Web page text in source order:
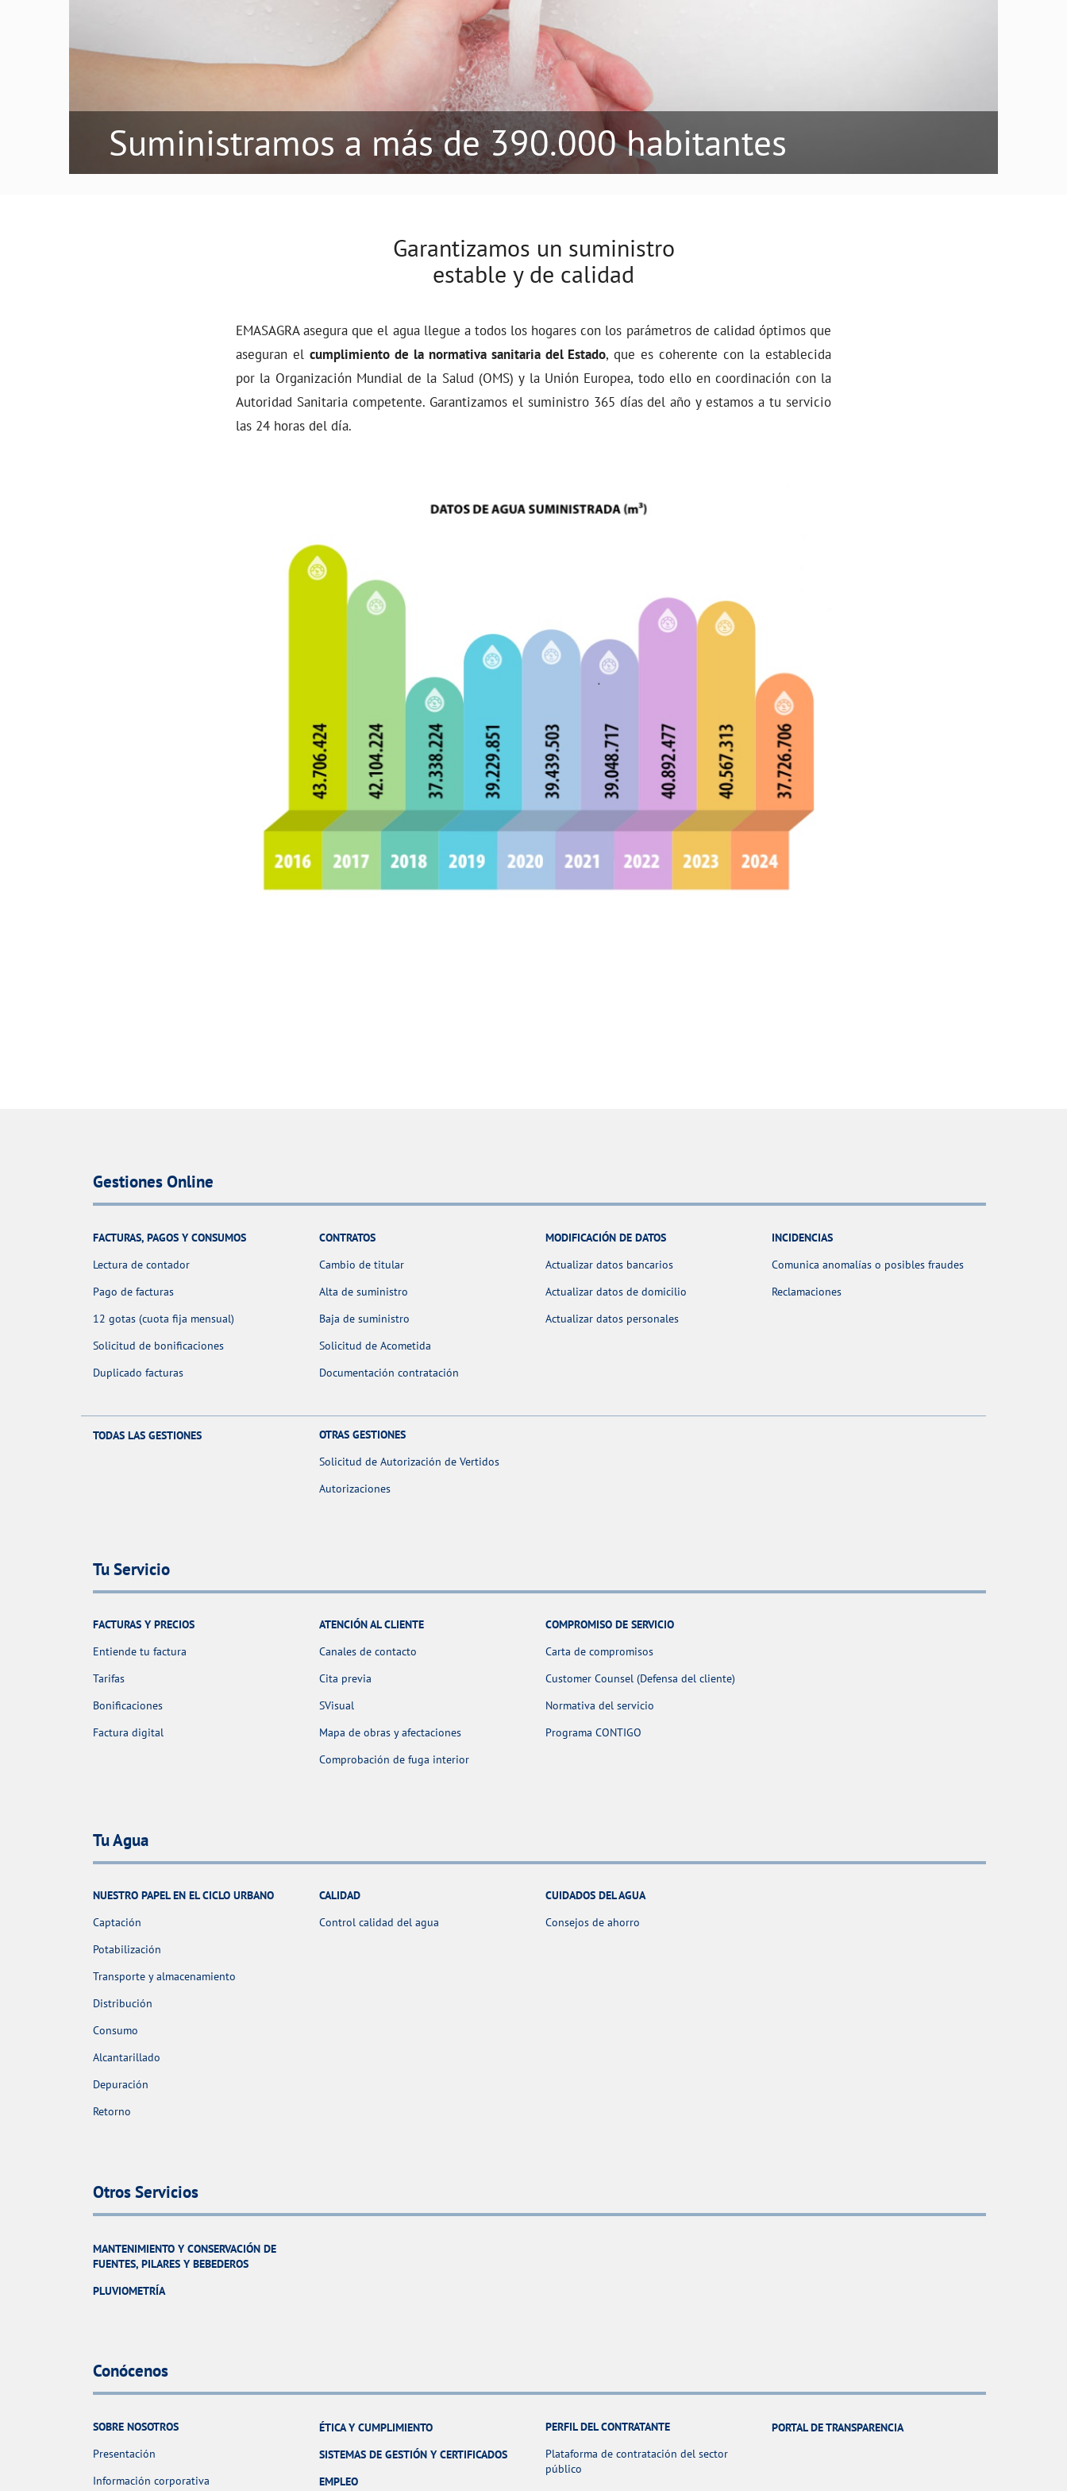
Suministramos a más de 390.000 habitantes
Garantizamos un suministro
estable y de calidad
EMASAGRA asegura que el agua llegue a todos los hogares con los parámetros de calidad óptimos que
aseguran el cumplimiento de la normativa sanitaria del Estado, que es coherente con la establecida
por la Organización Mundial de la Salud (OMS) y la Unión Europea, todo ello en coordinación con la
Autoridad Sanitaria competente. Garantizamos el suministro 365 días del año y estamos a tu servicio
las 24 horas del día.
Gestiones Online
FACTURAS, PAGOS Y CONSUMOS
Lectura de contador
Pago de facturas
12 gotas (cuota fija mensual)
Solicitud de bonificaciones
Duplicado facturas
CONTRATOS
Cambio de titular
Alta de suministro
Baja de suministro
Solicitud de Acometida
Documentación contratación
MODIFICACIÓN DE DATOS
Actualizar datos bancarios
Actualizar datos de domicilio
Actualizar datos personales
INCIDENCIAS
Comunica anomalías o posibles fraudes
Reclamaciones
TODAS LAS GESTIONES
OTRAS GESTIONES
Solicitud de Autorización de Vertidos
Autorizaciones
Tu Servicio
FACTURAS Y PRECIOS
Entiende tu factura
Tarifas
Bonificaciones
Factura digital
ATENCIÓN AL CLIENTE
Canales de contacto
Cita previa
SVisual
Mapa de obras y afectaciones
Comprobación de fuga interior
COMPROMISO DE SERVICIO
Carta de compromisos
Customer Counsel (Defensa del cliente)
Normativa del servicio
Programa CONTIGO
Tu Agua
NUESTRO PAPEL EN EL CICLO URBANO
Captación
Potabilización
Transporte y almacenamiento
Distribución
Consumo
Alcantarillado
Depuración
Retorno
CALIDAD
Control calidad del agua
CUIDADOS DEL AGUA
Consejos de ahorro
Otros Servicios
MANTENIMIENTO Y CONSERVACIÓN DE
FUENTES, PILARES Y BEBEDEROS
PLUVIOMETRÍA
Conócenos
SOBRE NOSOTROS
Presentación
Información corporativa
ÉTICA Y CUMPLIMIENTO
SISTEMAS DE GESTIÓN Y CERTIFICADOS
EMPLEO
PERFIL DEL CONTRATANTE
Plataforma de contratación del sector
público
PORTAL DE TRANSPARENCIA